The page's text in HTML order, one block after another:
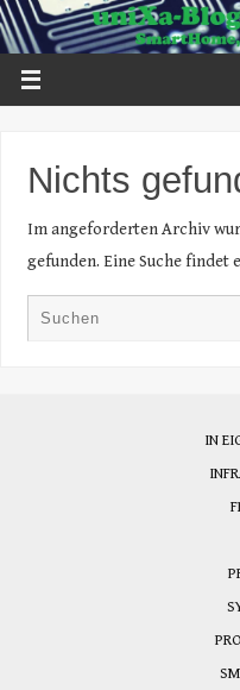
Nichts
Im angeforderten Archiv
gefunden. Eine Suche findet
IN